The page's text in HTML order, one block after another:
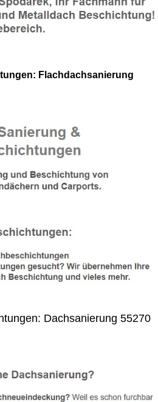
Flachdachsanierung
Dachsanierung 55270